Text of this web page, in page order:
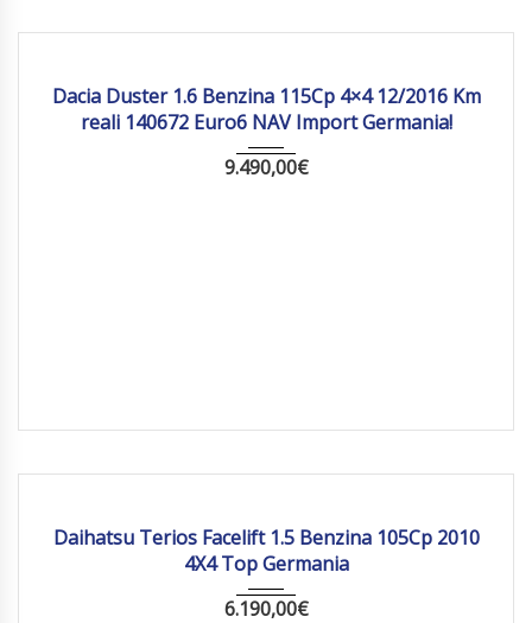
Dacia Duster 1.6 Benzina 115Cp 4×4 12/2016 Km
reali 140672 Euro6 NAV Import Germania!
9.490,00€
Daihatsu Terios Facelift 1.5 Benzina 105Cp 2010
4X4 Top Germania
6.190,00€